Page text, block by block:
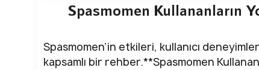
Spasmomen Kullananların
Spasmomen’in etkileri, kullanıcı
kapsamlı bir rehber.**Spasmomen